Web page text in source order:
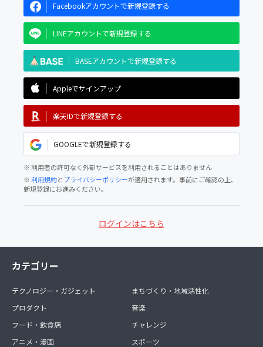
Facebookアカウントで新規登録する
LINEアカウントで新規登録する
BASEアカウントで新規登録する
Appleでサインアップ
楽天IDで新規登録する
GOOGLEで新規登録する
※ 利用者の許可なく外部サービスを利用されることはありません
※利用規約とプライバシーポリシーが適用されます。事前にご確認の上、
新規登録にお進みください。
ログインはこちら
カテゴリー
テクノロジー・ガジェット
プロダクト
フード・飲食店
アニメ・漫画
まちづくり・地域活性化
音楽
チャレンジ
スポーツ